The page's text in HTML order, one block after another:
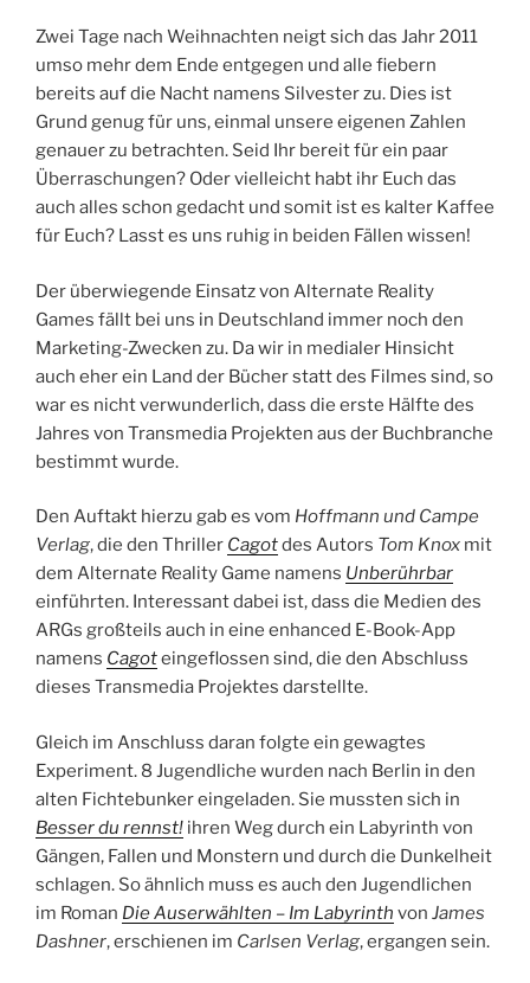
Zwei Tage nach Weihnachten neigt sich das Jahr 2011
umso mehr dem Ende entgegen und alle fiebern
bereits auf die Nacht namens Silvester zu. Dies ist
Grund genug für uns, einmal unsere eigenen Zahlen
genauer zu betrachten. Seid Ihr bereit für ein paar
Überraschungen? Oder vielleicht habt ihr Euch das
auch alles schon gedacht und somit ist es kalter Kaffee
für Euch? Lasst es uns ruhig in beiden Fällen wissen!
Der überwiegende Einsatz von Alternate Reality
Games fällt bei uns in Deutschland immer noch den
Marketing-Zwecken zu. Da wir in medialer Hinsicht
auch eher ein Land der Bücher statt des Filmes sind, so
war es nicht verwunderlich, dass die erste Hälfte des
Jahres von Transmedia Projekten aus der Buchbranche
bestimmt wurde.
Den Auftakt hierzu gab es vom Hoffmann und Campe
Verlag, die den Thriller Cagotdes Autors Tom Knox mit
dem Alternate Reality Game namens Unberührbar
einführten. Interessant dabei ist, dass die Medien des
ARGs großteils auch in eine enhanced E-Book-App
namens Cagoteingeflossen sind, die den Abschluss
dieses Transmedia Projektes darstellte.
Gleich im Anschluss daran folgte ein gewagtes
Experiment. 8 Jugendliche wurden nach Berlin in den
alten Fichtebunker eingeladen. Sie mussten sich in
Besser du rennst! ihren Weg durch ein Labyrinth von
Gängen, Fallen und Monstern und durch die Dunkelheit
schlagen. So ähnlich muss es auch den Jugendlichen
im Roman Die Auserwählten – Im Labyrinth von James
Dashner, erschienen im Carlsen Verlag, ergangen sein.